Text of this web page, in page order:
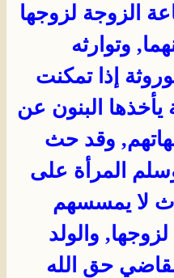
الزوجة لزوجها
وتوارثه
إذا تمكنت
البنون عن
وقد حث
المرأة على
لا يمسسهم
لزوجها, والولد
القاضي حق الله